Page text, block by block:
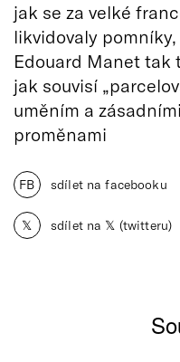
jak se za velké
likvidovaly
Edouard Manet tak
jak souvisí
uměním a
proměnami
FB sdílet na facebooku
𝕏 sdílet na 𝕏 (twitteru)